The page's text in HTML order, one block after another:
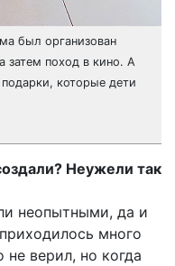
был организован
затем поход в кино. А
которые дети
Неужели так
неопытными, да и
много
не верил, но когда